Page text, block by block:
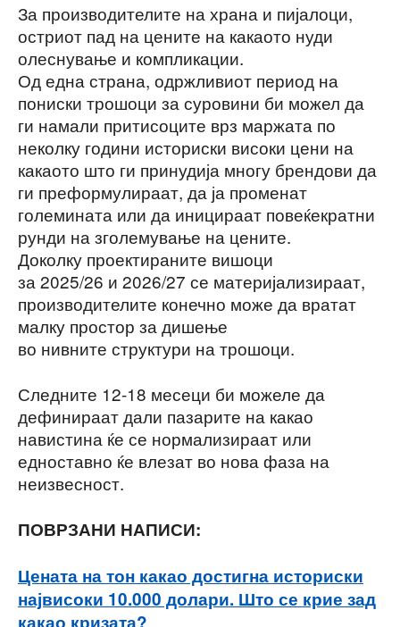
За производителите на храна и пијалоци,
остриот пад на цените на какаото нуди
олеснување и компликации.
Од една страна, одржливиот период на
пониски трошоци за суровини би можел да
ги намали притисоците врз маржата по
неколку години историски високи цени на
какаото што ги принудија многу брендови да
ги преформулираат, да ја променат
големината или да иницираат повеќекратни
рунди на зголемување на цените.
Доколку проектираните вишоци
за 2025/26 и 2026/27 се материјализираат,
производителите конечно може да вратат
малку простор за дишење
во нивните структури на трошоци.
Следните 12-18 месеци би можеле да
дефинираат дали пазарите на какао
навистина ќе се нормализираат или
едноставно ќе влезат во нова фаза на
неизвесност.
ПОВРЗАНИ НАПИСИ:
Цената на тон какао достигна историски
највисоки 10.000 долари. Што се крие зад
какао кризата?